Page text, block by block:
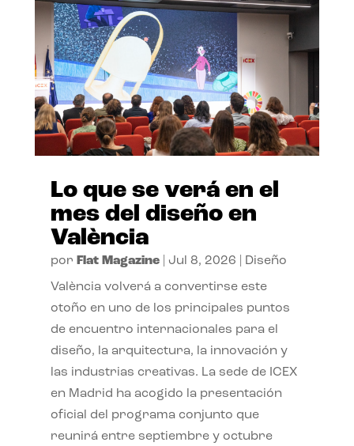
Lo que se verá en el
mes del diseño en
València
por Flat Magazine| Jul 8, 2026 Diseño
València volverá a convertirse este
otoño en uno de los principales puntos
de encuentro internacionales para el
diseño, la arquitectura, la innovación y
las industrias creativas. La sede de ICEX
en Madrid ha acogido la presentación
oficial del programa conjunto que
reunirá entre septiembre y octubre